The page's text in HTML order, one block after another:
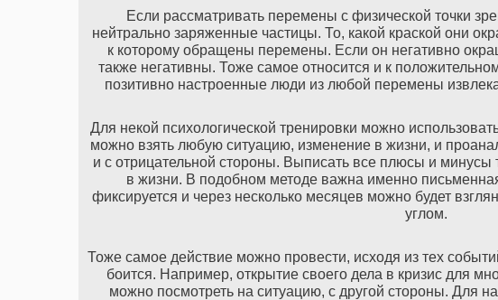
Если рассматривать перемены с физической точки
нейтрально заряженные частицы. То, какой краской они
к которому обращены перемены. Если он негативно
также негативны. Тоже самое относится и к
позитивно настроенные люди из любой перемены
Для некой психологической тренировки можно
можно взять любую ситуацию, изменение в жизни, и
и с отрицательной стороны. Выписать все плюсы и минусы
в жизни. В подобном методе важна именно письменная
фиксируется и через несколько месяцев можно будет
углом.
Тоже самое действие можно провести, исходя из тех
боится. Например, открытие своего дела в кризис для
можно посмотреть на ситуацию, с другой стороны. Для